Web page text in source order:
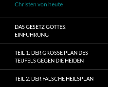
Christen von heute
DAS GESETZ GOTTES:
EINFÜHRUNG
TEIL 1: DER GROSSE PLAN DES T
EUFELS GEGEN DIE HEIDEN
TEIL 2: DER FALSCHE HEILSPLAN